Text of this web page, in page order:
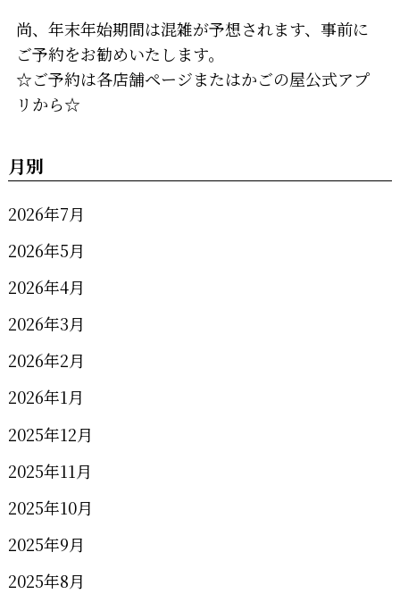
尚、年末年始期間は混雑が予想されます、事前に
ご予約をお勧めいたします。
☆ご予約は各店舗ページまたはかごの屋公式アプ
リから☆
月別
2026年7月
2026年5月
2026年4月
2026年3月
2026年2月
2026年1月
2025年12月
2025年11月
2025年10月
2025年9月
2025年8月